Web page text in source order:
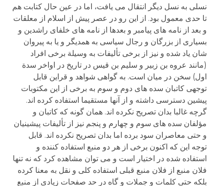
نسلی به نسل دیگر انتقال می یافت، اما در عین حال کتابت هم
تا حدی معمول بود. از این رو در عصر پیش از اسلام از معلقات
و بعد از نامه های پیامبر و بعدها از نامه های خلفای راشدین و
بسیاری از بزرگان و رجال سیاسی به همدیگر و یا به پیروان
شان یاد شده و نیز از برخی تألیفات به وسیلة برخی افراد
(مانند عروه بن زبیر و سلیم بن قیس در تاریخ در اواخر سدة
اول) سخن در میان است. به گواهی شواهد و قراین قابل
توجهی کاتبان سده های دوم و سوم به برخی از این مکتوبات
پیشین دسترسی داشته و از آنها مستقیما استفاده کرده اند.
گرچه غالبا بدان تصریح نکرده اند. همان گونه که کاتبان و
مؤلفان سده های سوم و چهارم و پنجم نیز از تألیفات پیشینیان
و حتی معاصران سود برده اما بدان تصریح نکرده اند. قابل
توجه این که اکنون برخی از هر دو منبع استفاده کننده و
استفاده شده در اختیار است و می توان مشاهده کرد که نه تنها
فلان منبع از فلان منبع قبلی استفاده کلی و نقل به معنا کرده
بلکه حتی کلمات و جملات و گاه در حد صفحات زیادی از منبع